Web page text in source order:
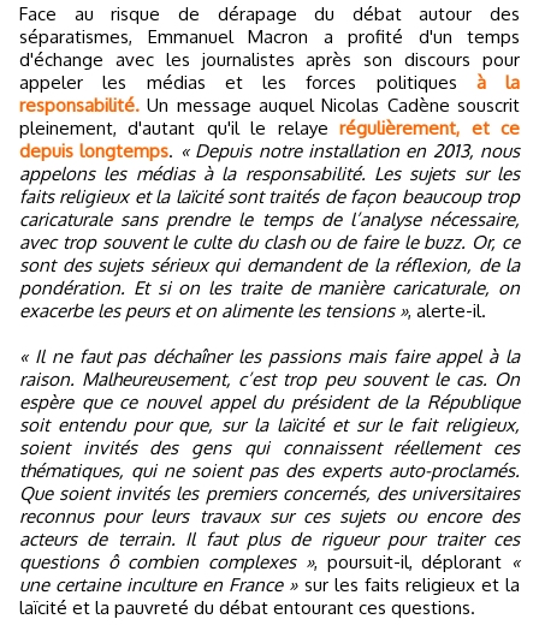
Face au risque de dérapage du débat autour des
séparatismes, Emmanuel Macron a profité d'un temps
d'échange avec les journalistes après son discours pour
appeler les médias et les forces politiques à la
responsabilité. Un message auquel Nicolas Cadène souscrit
pleinement, d'autant qu'il le relayerégulièrement, et ce
depuis longtemps. « Depuis notre installation en 2013, nous
appelons les médias à la responsabilité. Les sujets sur les
faits religieux et la laïcité sont traités de façon beaucoup trop
caricaturale sans prendre le temps de l’analyse nécessaire,
avec trop souvent le culte du clash ou de faire le buzz. Or, ce
sont des sujets sérieux qui demandent de la réflexion, de la
pondération. Et si on les traite de manière caricaturale, on
exacerbe les peurs et on alimente les tensions », alerte-il.
« Il ne faut pas déchaîner les passions mais faire appel à la
raison. Malheureusement, c’est trop peu souvent le cas. On
espère que ce nouvel appel du président de la République
soit entendu pour que, sur la laïcité et sur le fait religieux,
soient invités des gens qui connaissent réellement ces
thématiques, qui ne soient pas des experts auto-proclamés.
Que soient invités les premiers concernés, des universitaires
reconnus pour leurs travaux sur ces sujets ou encore des
acteurs de terrain. Il faut plus de rigueur pour traiter ces
questions ô combien complexes », poursuit-il, déplorant «
une certaine inculture en France »sur les faits religieux et la
laïcité et la pauvreté du débat entourant ces questions.